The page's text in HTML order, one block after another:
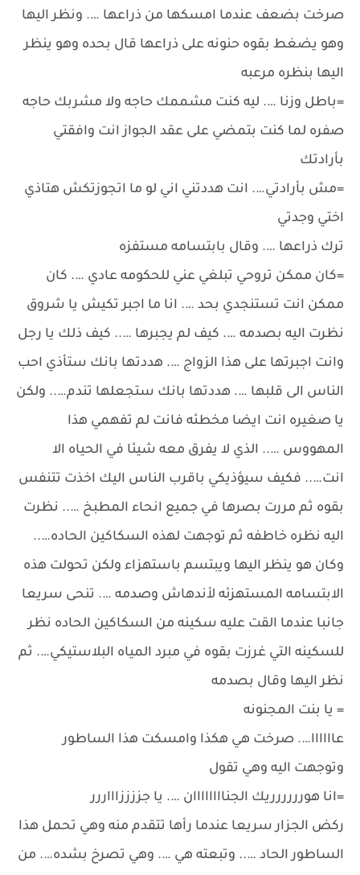
صرخت بضعف عندما امسكها من ذراعها …. ونظر اليها
وهو يضغط بقوه حنونه على ذراعها قال بحده وهو ينظر
اليها بنظره مرعبه
=باطل وزنا …. ليه كنت مشممك حاجه ولا مشربك حاجه
صفره لما كنت بتمضي على عقد الجواز انت وافقتي
بأرادتك
=مش بأرادتي…. انت هددتني اني لو ما اتجوزتكش هتاذي
اختي وجدتي
ترك ذراعها …. وقال بابتسامه مستفزه
=كان ممكن تروحي تبلغي عني للحكومه عادي …. كان
ممكن انت تستنجدي بحد …. انا ما اجبر تكيش يا شروق
نظرت اليه بصدمه …. كيف لم يجبرها ….. كيف ذلك يا رجل
وانت اجبرتها على هذا الزواج …. هددتها بانك ستأذي احب
الناس الى قلبها …. هددتها بانك ستجعلها تندم….. ولكن
يا صغيره انت ايضا مخطئه فانت لم تفهمي هذا
المهووس ….. الذي لا يفرق معه شيئا في الحياه الا
انت….. فكيف سيؤذيكي باقرب الناس اليك اخذت تتنفس
بقوه ثم مررت بصرها في جميع انحاء المطبخ ….. نظرت
اليه نظره خاطفه ثم توجهت لهذه السكاكين الحاده…..
وكان هو ينظر اليها ويبتسم باستهزاء ولكن تحولت هذه
الابتسامه المستهزئه لأندهاش وصدمه …. تنحى سريعا
جانبا عندما القت عليه سكينه من السكاكين الحاده نظر
للسكينه التي غرزت بقوه في مبرد المياه البلاستيكي…. ثم
نظر اليها وقال بصدمه
= يا بنت المجنونه
عاااااا…. صرخت هي هكذا وامسكت هذا الساطور
وتوجهت اليه وهي تقول
=انا هورررررريك الجناااااااان …. يا جززززاااررر
ركض الجزار سريعا عندما رأها تتقدم منه وهي تحمل هذا
الساطور الحاد ….. وتبعته هي …. وهي تصرخ بشده…. من